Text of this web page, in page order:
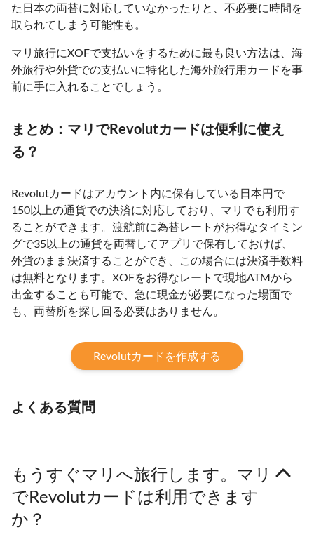
た日本の両替に対応していなかったりと、不必要に時間を
取られてしまう可能性も。
マリ旅行にXOFで支払いをするために最も良い方法は、海
外旅行や外貨での支払いに特化した海外旅行用カードを事
前に手に入れることでしょう。
まとめ：マリでRevolutカードは便利に使え
る？
Revolutカードはアカウント内に保有している日本円で
150以上の通貨での決済に対応しており、マリでも利用す
ることができます。渡航前に為替レートがお得なタイミン
グで35以上の通貨を両替してアプリで保有しておけば、
外貨のまま決済することができ、この場合には決済手数料
は無料となります。XOFをお得なレートで現地ATMから
出金することも可能で、急に現金が必要になった場面で
も、両替所を探し回る必要はありません。
Revolutカードを作成する
よくある質問
もうすぐマリへ旅行します。マリ
でRevolutカードは利用できます
か？